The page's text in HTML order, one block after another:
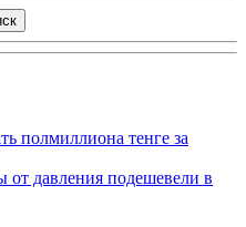
полмиллиона тенге за
от давления подешевели в